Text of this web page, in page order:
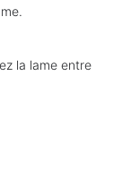
la lame entre